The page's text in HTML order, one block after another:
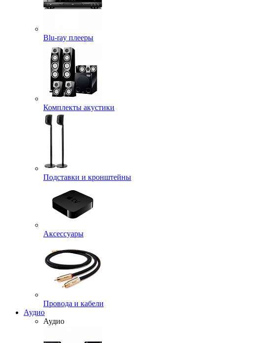
Blu-ray плееры
Комплекты акустики
Подставки и кронштейны
Аксессуары
Провода и кабели
Аудио
Аудио